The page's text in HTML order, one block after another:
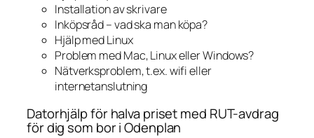
Installation av skrivare
Inköpsråd – vad ska man köpa?
Hjälp med Linux
Problem med Mac, Linux eller Windows?
Nätverksproblem, t.ex. wifi eller
internetanslutning
Datorhjälp för halva priset med RUT-avdrag
för dig som bor i Odenplan